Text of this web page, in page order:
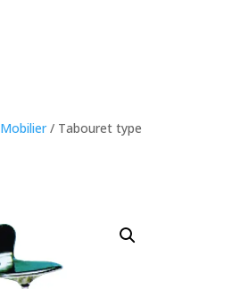
Mobilier/ Tabouret type